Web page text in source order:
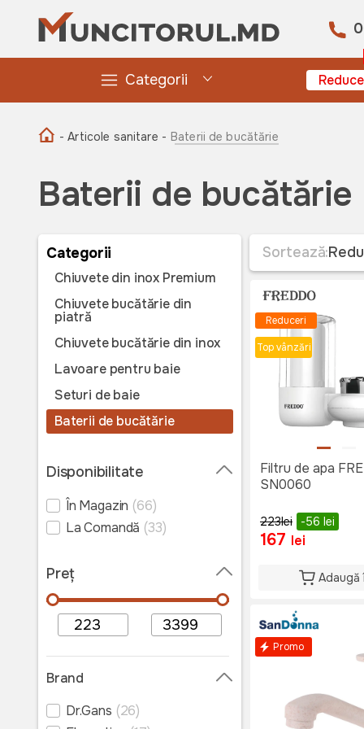
Categorii
- Articole sanitare - Baterii de bucătărie
Baterii de bucătărie
Categorii
Chiuvete din inox Premium
Chiuvete bucătărie din
piatră
Chiuvete bucătărie din inox
Lavoare pentru baie
Seturi de baie
Baterii de bucătărie
Robinete electrice
Set chiuveta de bucătărie +
baterie
Ventilator baie
Accesorii chiuvete de
bucătărie
Disponibilitate
În Magazin (66)
La Comandă (33)
Preț
Brand
Dr.Gans (26)
Sortează:
Reduceri
Top vânzări
Filtru de apa
SN0060
223lei -56 lei
167 lei
Adaugă
Promo